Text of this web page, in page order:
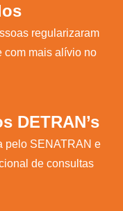
regularizaram
com mais alívio no
DETRAN’s
pelo SENATRAN e
de consultas